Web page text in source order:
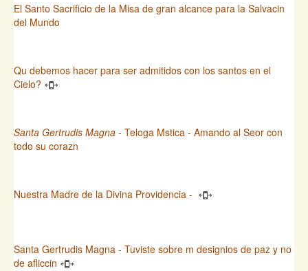
El Santo Sacrificio de la Misa de gran alcance para la Salvacin
del Mundo
Qu debemos hacer para ser admitidos con los santos en el
Cielo?
Santa Gertrudis Magna - Teloga Mstica - Amando al Seor con
todo su corazn
Nuestra Madre de la Divina Providencia -
Santa Gertrudis Magna - Tuviste sobre m designios de paz y no
de afliccin